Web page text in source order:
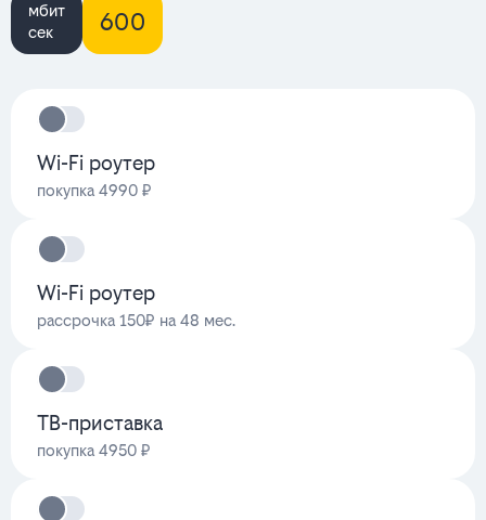
мбит
сек
600
Wi-Fi роутер
покупка 4990 ₽
Wi-Fi роутер
рассрочка 150₽ на 48 мес.
ТВ-приставка
покупка 4950 ₽